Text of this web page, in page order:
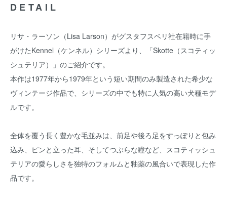
DETAIL
リサ・ラーソン（Lisa Larson）がグスタフスベリ社在籍時に手
がけたKennel（ケンネル）シリーズより、「Skotte（スコティッ
シュテリア）」のご紹介です。
本作は1977年から1979年という短い期間のみ製造された希少な
ヴィンテージ作品で、シリーズの中でも特に人気の高い犬種モデ
ルです。
全体を覆う長く豊かな毛並みは、前足や後ろ足をすっぽりと包み
込み、ピンと立った耳、そしてつぶらな瞳など、スコティッシュ
テリアの愛らしさを独特のフォルムと釉薬の風合いで表現した作
品です。